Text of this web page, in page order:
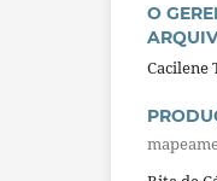
O
Cacilene